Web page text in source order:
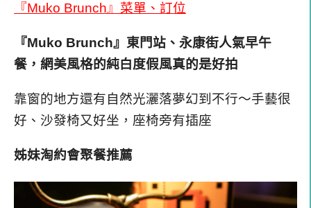
『Muko Brunch』菜單、訂位
『Muko Brunch』東門站、永康街人氣早午
餐，網美風格的純白度假風真的是好拍
靠窗的地方還有自然光灑落夢幻到不行～手藝很
好、沙發椅又好坐，座椅旁有插座
姊妹淘約會聚餐推薦